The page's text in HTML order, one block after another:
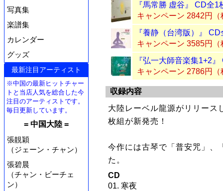
写真集
楽譜集
カレンダー
グッズ
最新注目アーティスト
※中国の最新ヒットチャー
トと当店人気を総合した今
注目のアーティストです。
毎日更新しています。
= 中国大陸 =
張靚穎
（ジェーン・チャン）
張碧晨
（チャン・ビーチェ
ン）
『馬常勝 虚谷』 CD全1
キャンペーン 2842円（
『養静（台湾版）』
キャンペーン 3585円（
『弘一大師音楽集1+2
キャンペーン 2786円（
収録内容
大陸レーベル龍源がリリース
枚組が新発売！
今作には古琴で「普安咒」、
た。
CD
01. 寒夜